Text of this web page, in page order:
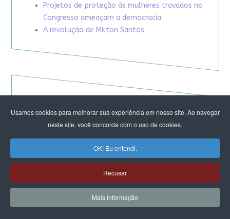
Usamos cookies para melhorar sua experiência em nosso site. Ao navegar
neste site, você concorda com o uso de cookies.
OK! Eu entendi.
Recusar
Mais Informação
Projetos de proteção às mulheres travados no
Congresso ameaçam a democracia
A revolução de Milton Santos